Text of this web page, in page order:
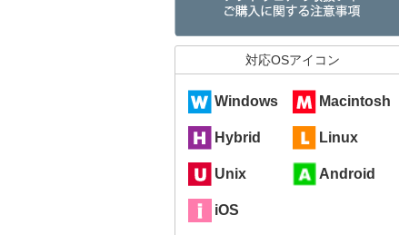
対応OSアイコン
Windows Macintosh
Hybrid Linux
Unix Android
iOS